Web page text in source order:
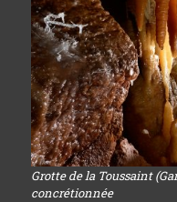
Grotte de la Toussaint
concrétionnée